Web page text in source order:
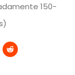
150-